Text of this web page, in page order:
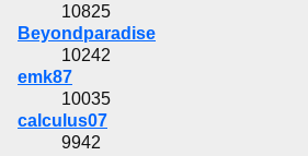
10825
Beyondparadise
10242
emk87
10035
calculus07
9942